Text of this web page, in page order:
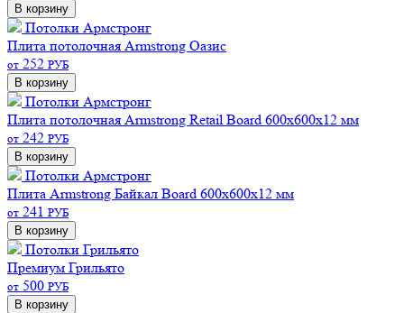
В корзину
Потолки Армстронг
Плита потолочная Armstrong Оазис
от 252 РУБ
В корзину
Потолки Армстронг
Плита потолочная Armstrong Retail Board 600х600х12 мм
от 242 РУБ
В корзину
Потолки Армстронг
Плита Armstrong Байкал Board 600х600х12 мм
от 241 РУБ
В корзину
Потолки Грильято
Премиум Грильято
от 500 РУБ
В корзину